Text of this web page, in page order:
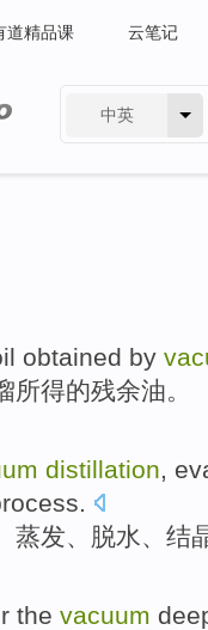
道精品课 云笔记
中英
obtained by
所得的残余油。
distillation,
.
蒸发、 脱水、 结
the vacuum